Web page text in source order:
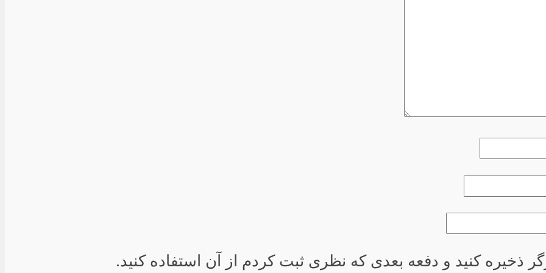
ذخیره کنید و دفعه بعدی که نظری ثبت کردم از آن استفاده کنید.